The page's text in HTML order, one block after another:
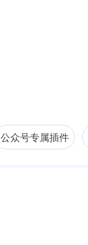
公众号专属插件